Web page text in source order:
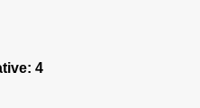
4